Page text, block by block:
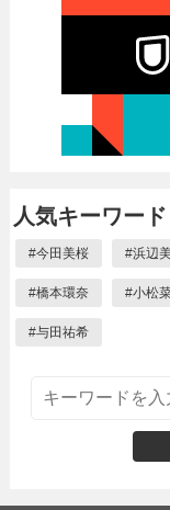
人気キーワード
#今田美桜 #浜辺
#橋本環奈 #小松
#与田祐希